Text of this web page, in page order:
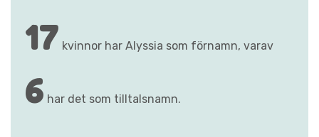
17 kvinnor har Alyssia som förnamn, varav
6 har det som tilltalsnamn.